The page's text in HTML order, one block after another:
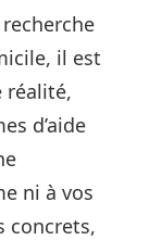
il est
réalité,
d’aide
ni à vos
concrets,